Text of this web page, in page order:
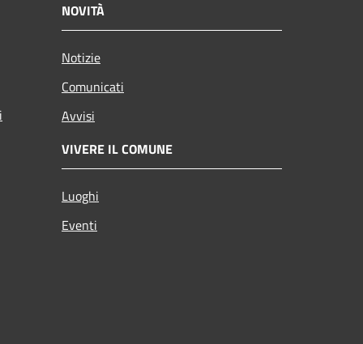
NOVITÀ
Notizie
Comunicati
Avvisi
VIVERE IL COMUNE
Luoghi
Eventi